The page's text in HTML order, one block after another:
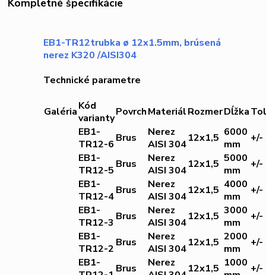
Kompletné špecifikácie
EB1-TR12trubka ø 12x1.5mm, brúsená
nerez K320 /AISI304
Technické parametre
GalériaKód
variantyPovrchMateriálRozmerDĺžka
EB1-
TR12-6 Brus
Nerez
AISI 30412x1,5 6000
mm
+/-
EB1-
TR12-5 Brus
Nerez
AISI 30412x1,5 5000
mm
+/-
EB1-
TR12-4Brus
Nerez
AISI 30412x1,5 4000
mm
+/-
EB1-
TR12-3 Brus
Nerez
AISI 30412x1,5 3000
mm
+/-
EB1-
TR12-2 Brus
Nerez
AISI 30412x1,5 2000
mm
+/-
EB1-
Brus
Nerez
12x1,5 1000 +/-